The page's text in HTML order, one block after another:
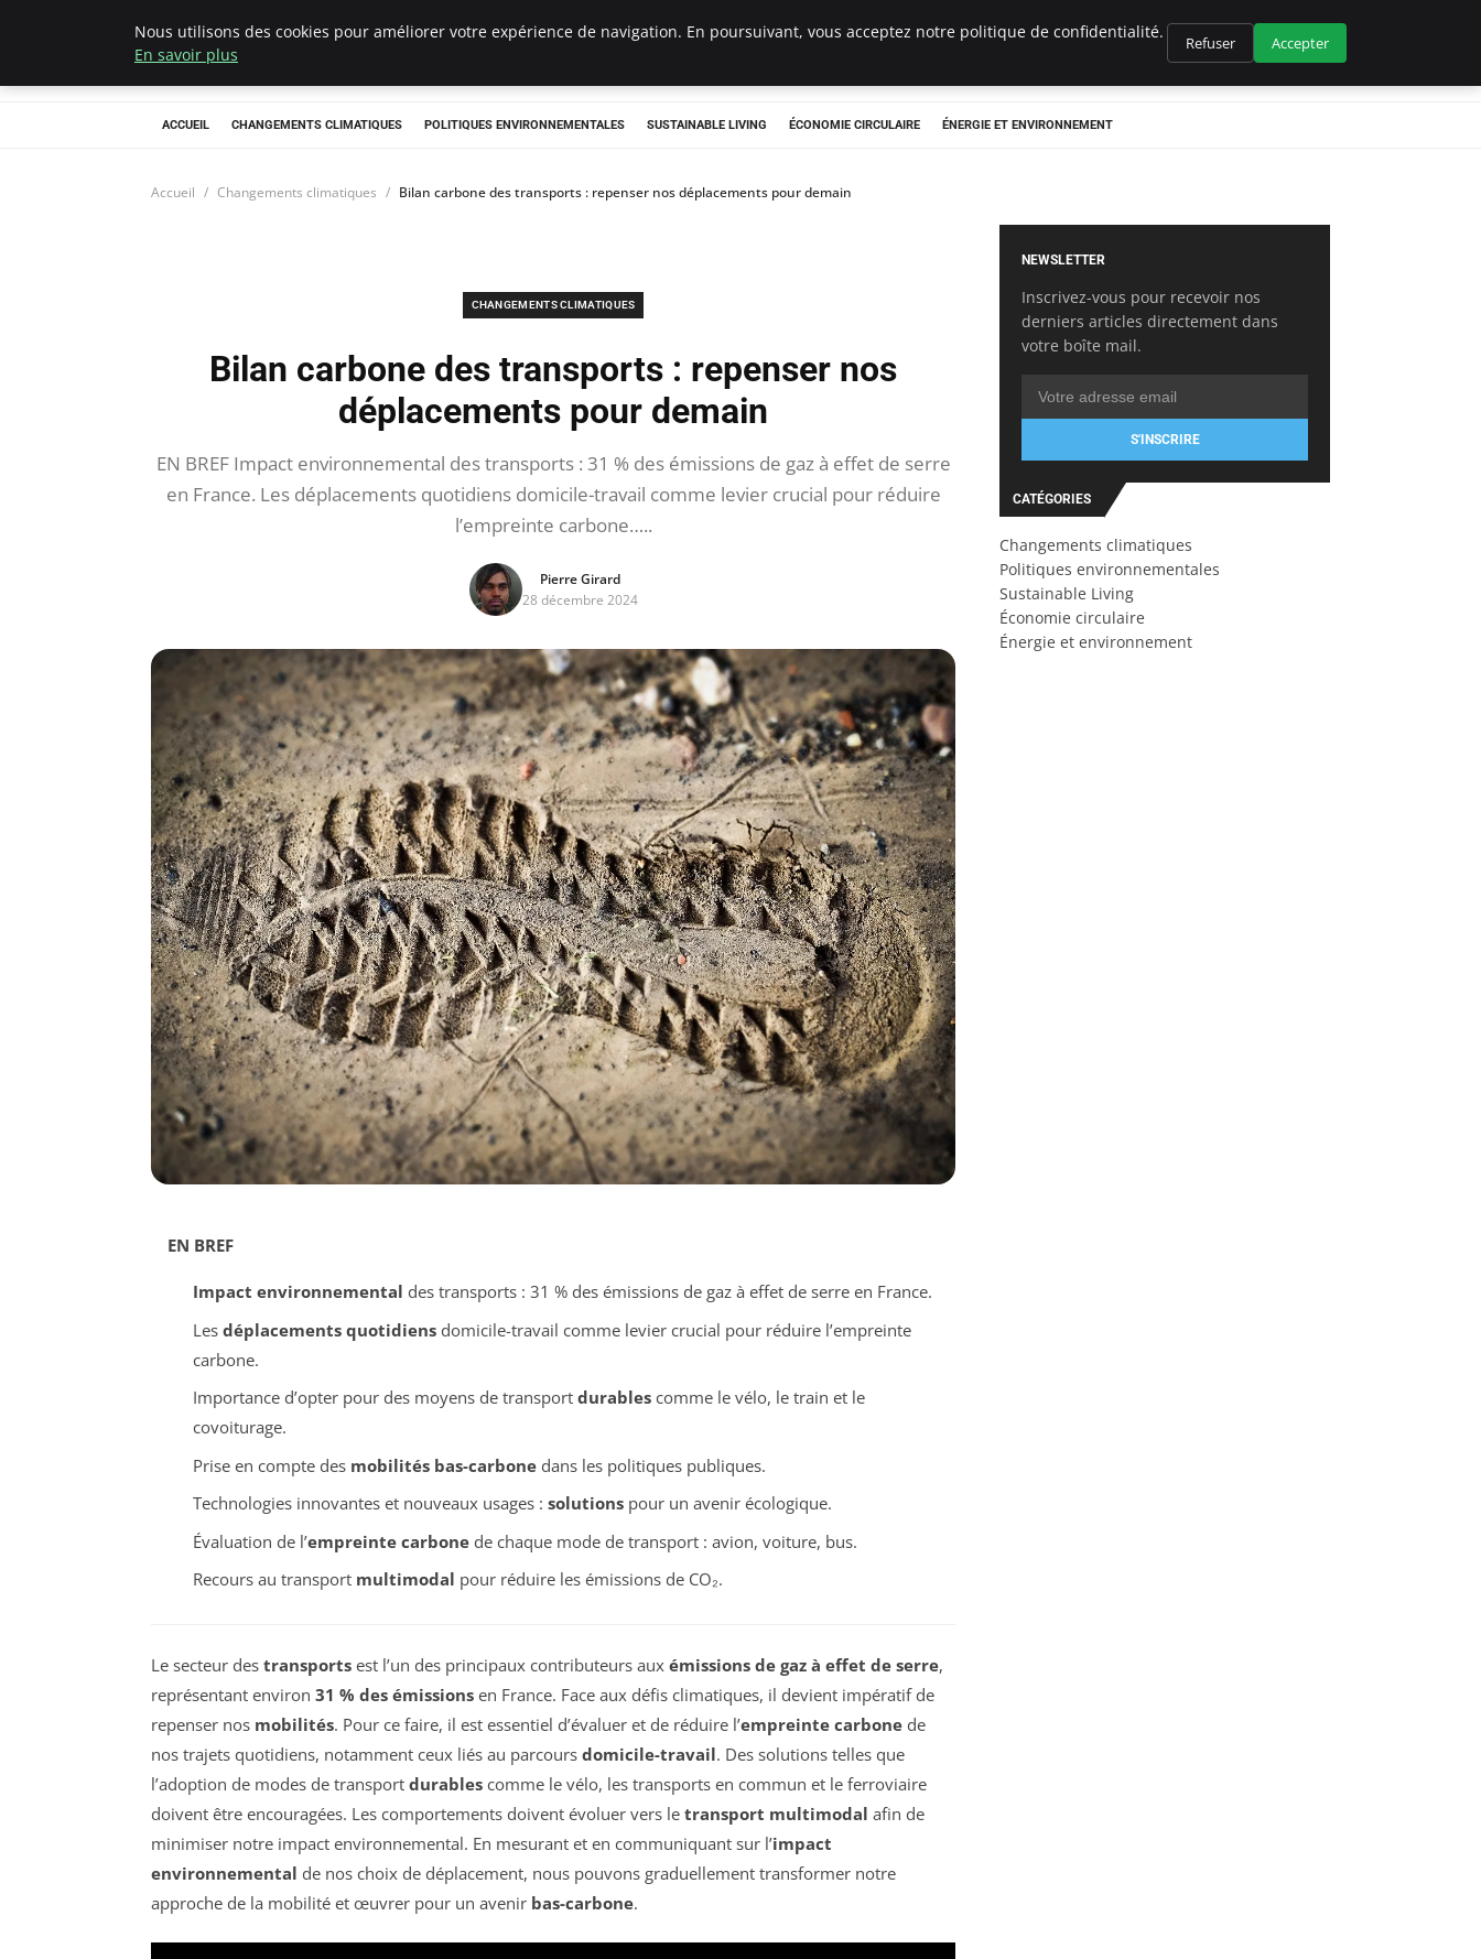
Climategatecountryclub.com
ACCUEIL CHANGEMENTS CLIMATIQUES POLITIQUES ENVIRONNEMENTALES SUSTAINABLE LIVING ÉCONOMIE CIRCULAIRE ÉNERGIE ET ENVIRONNEMENT
Accueil Changements climatiques Bilan carbone des transports : repenser nos déplacements pour demain
CHANGEMENTS CLIMATIQUES
Bilan carbone des transports : repenser nos
déplacements pour demain
EN BREF Impact environnemental des transports : 31 % des émissions de gaz à effet de serre
en France. Les déplacements quotidiens domicile-travail comme levier crucial pour réduire
l’empreinte carbone…..
Pierre Girard
28 décembre 2024
EN BREF
Impact environnemental des transports : 31 % des émissions de gaz à effet de serre en France.
Les déplacements quotidiensdomicile-travail comme levier crucial pour réduire l’empreinte
carbone.
Importance d’opter pour des moyens de transport durablescomme le vélo, le train et le
covoiturage.
Prise en compte des mobilités bas-carbonedans les politiques publiques.
Technologies innovantes et nouveaux usages : solutionspour un avenir écologique.
Évaluation de l’empreinte carbonede chaque mode de transport : avion, voiture, bus.
Recours au transport multimodal pour réduire les émissions de CO₂.
Le secteur des transports est l’un des principaux contributeurs aux émissions de gaz à effet de serre,
représentant environ 31 % des émissions en France. Face aux défis climatiques, il devient impératif de
repenser nos mobilités. Pour ce faire, il est essentiel d’évaluer et de réduire l’empreinte carbone de
nos trajets quotidiens, notamment ceux liés au parcours domicile-travail. Des solutions telles que
l’adoption de modes de transport durables comme le vélo, les transports en commun et le ferroviaire
doivent être encouragées. Les comportements doivent évoluer vers le transport multimodal afin de
minimiser notre impact environnemental. En mesurant et en communiquant sur l’impact
environnemental de nos choix de déplacement, nous pouvons graduellement transformer notre
approche de la mobilité et œuvrer pour un avenir bas-carbone.
NEWSLETTER
Inscrivez-vous pour recevoir nos
derniers articles directement dans
votre boîte mail.
S'INSCRIRE
CATÉGORIES
Changements climatiques
Politiques environnementales
Sustainable Living
Économie circulaire
Énergie et environnement
Nous utilisons des cookies pour améliorer votre expérience de navigation. En poursuivant, vous acceptez notre politique de confidentialité.
En savoir plus
Refuser Accepter